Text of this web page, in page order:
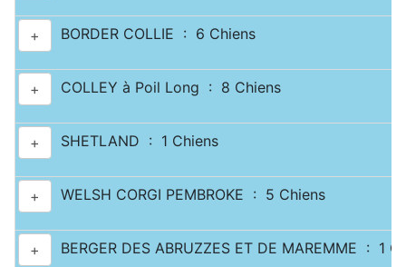
+ BORDER COLLIE : 6 Chiens
+ COLLEY à Poil Long : 8 Chiens
+ SHETLAND : 1 Chiens
+ WELSH CORGI PEMBROKE : 5 Chiens
+ BERGER DES ABRUZZES ET DE MAREMME : 1